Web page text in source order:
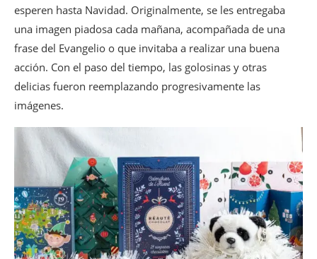
esperen hasta Navidad. Originalmente, se les entregaba
una imagen piadosa cada mañana, acompañada de una
frase del Evangelio o que invitaba a realizar una buena
acción. Con el paso del tiempo, las golosinas y otras
delicias fueron reemplazando progresivamente las
imágenes.